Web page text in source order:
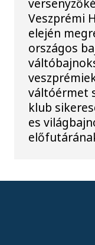
Veszprémi
elején
országos
váltóérmet
klub
es